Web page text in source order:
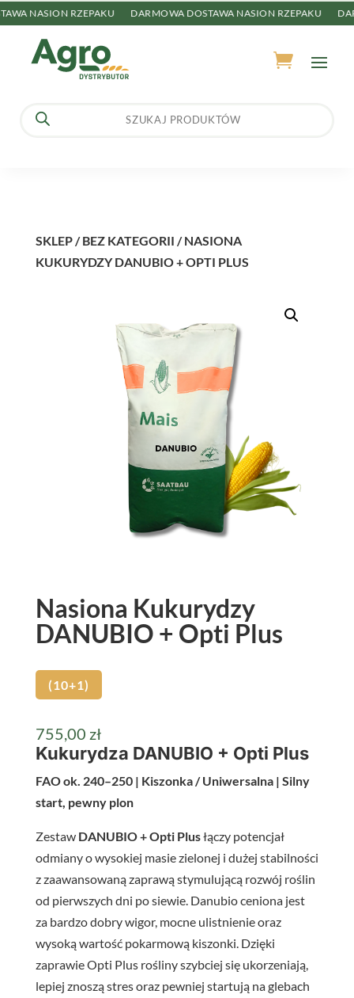
NASION RZEPAKU DARMOWA DOSTAWA NASION RZEPAKU
Wyszukiwarka
produktów
SKLEP/BEZ KATEGORII / NASIONA
KUKURYDZY DANUBIO + OPTI PLUS
Nasiona Kukurydzy
DANUBIO + Opti Plus
(10+1)
755,00 zł
Kukurydza DANUBIO + Opti Plus
FAO ok. 240–250 | Kiszonka / Uniwersalna | Silny
start, pewny plon
Zestaw DANUBIO + Opti Plusłączy potencjał
odmiany o wysokiej masie zielonej i dużej stabilności
z zaawansowaną zaprawą stymulującą rozwój roślin
od pierwszych dni po siewie. Danubio ceniona jest
za bardzo dobry wigor, mocne ulistnienie oraz
wysoką wartość pokarmową kiszonki. Dzięki
zaprawie Opti Plus rośliny szybciej się ukorzeniają,
lepiej znoszą stres oraz pewniej startują na glebach